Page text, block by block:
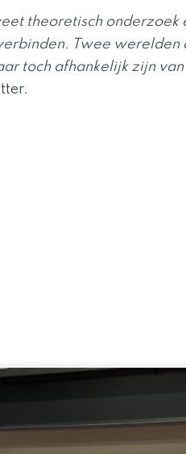
theoretisch onderzoek
Twee
toch afhankelijk zijn